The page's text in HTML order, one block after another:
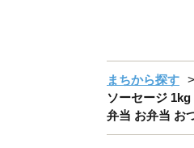
まちから探す
ソーセージ
弁当 お弁当 お